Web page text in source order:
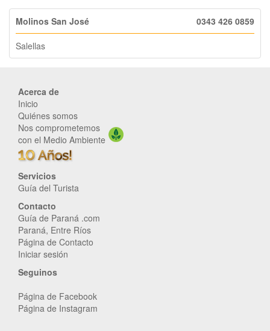
Molinos San José 0343 426 0859
Salellas
Acerca de
Inicio
Quiénes somos
Nos comprometemos
con el Medio Ambiente
Servicios
Guía del Turista
Contacto
Guía de Paraná .com
Paraná, Entre Ríos
Página de Contacto
Iniciar sesión
Seguinos
Página de Facebook
Página de Instagram